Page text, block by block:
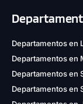
Departamentos en
Departamentos en
Departamentos en
Departamentos en